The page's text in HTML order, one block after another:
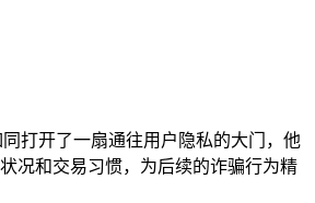
打开了一扇通往用户隐私的大门，他
况和交易习惯，为后续的诈骗行为精